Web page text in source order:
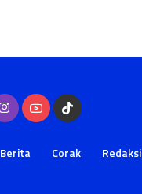
Berita Corak Redaksi